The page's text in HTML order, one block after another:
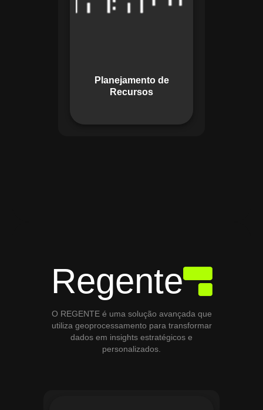
Planejamento de
Recursos
garante o uso
promovendo
Regente
O REGENTE é uma solução avançada que
utiliza geoprocessamento para transformar
dados em insights estratégicos e
personalizados.